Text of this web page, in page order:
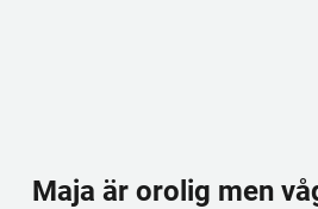
Maja är orolig men